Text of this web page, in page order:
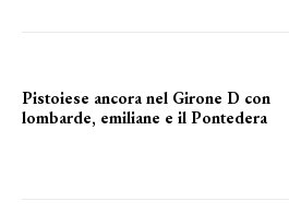
Pistoiese ancora nel Girone D con
lombarde, emiliane e il Pontedera